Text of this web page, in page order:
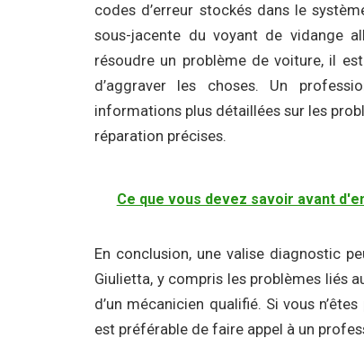
codes d’erreur stockés dans le
sous-jacente du voyant de vidange
résoudre un problème de voiture, il
d’aggraver les choses. Un
informations plus détaillées sur les
réparation précises.
Ce que vous devez savoir avant
En conclusion, une valise diagnostic
Giulietta, y compris les problèmes liés
d’un mécanicien qualifié. Si vous
est préférable de faire appel à un